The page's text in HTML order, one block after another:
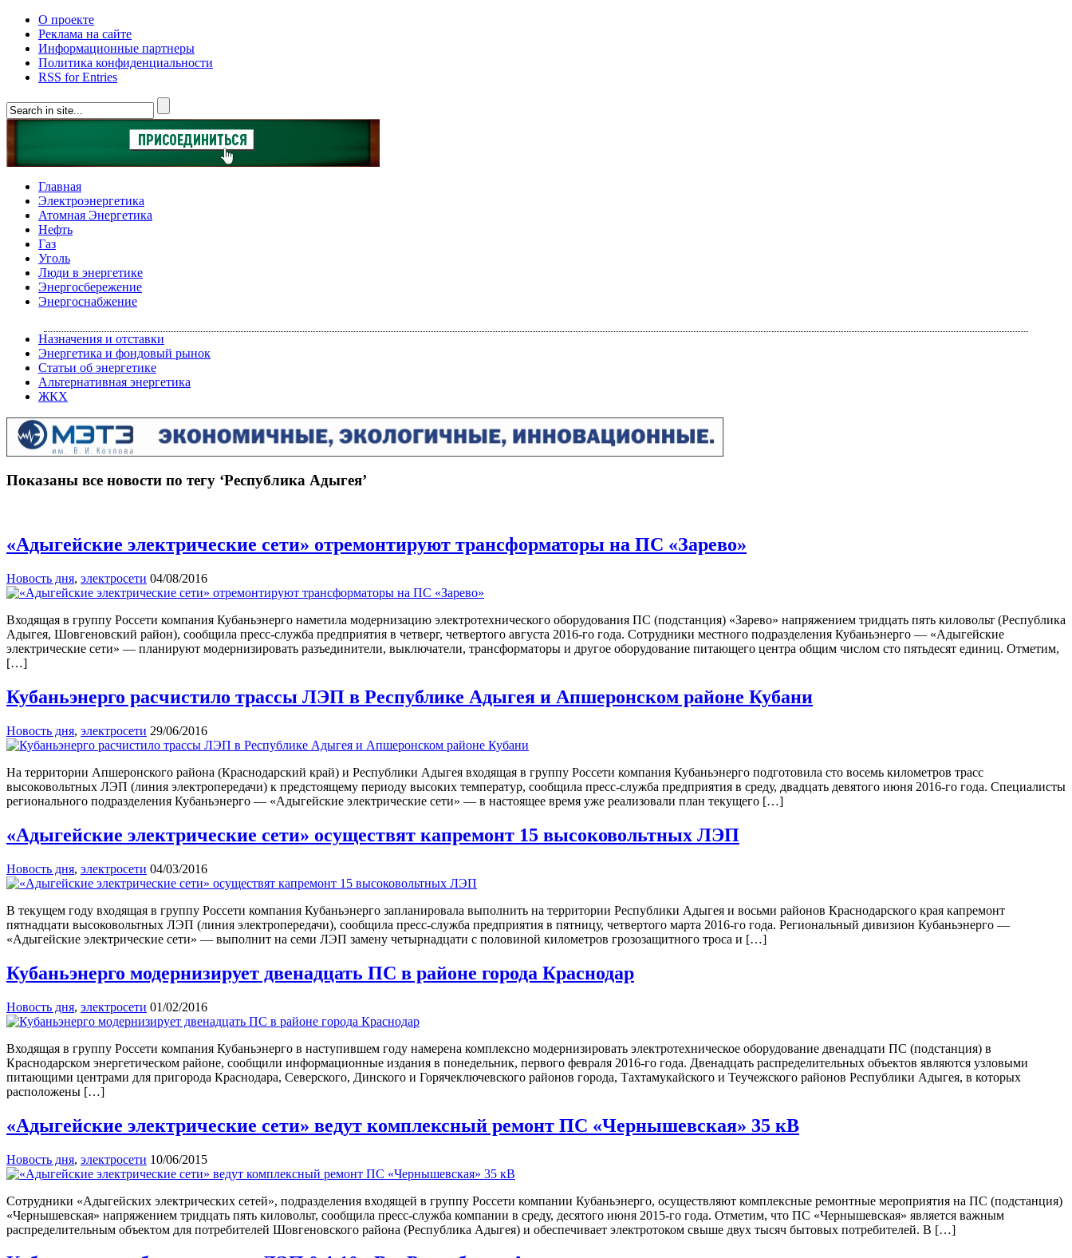
О проекте
Реклама на сайте
Информационные партнеры
Политика конфиденциальности
RSS for Entries
Главная
Электроэнергетика
Атомная Энергетика
Нефть
Газ
Уголь
Люди в энергетике
Энергосбережение
Энергоснабжение
Назначения и отставки
Энергетика и фондовый рынок
Статьи об энергетике
Альтернативная энергетика
ЖКХ
Показаны все новости по тегу ‘Республика Адыгея’
«Адыгейские электрические сети» отремонтируют трансформаторы на ПС «Зарево»
Новость дня, электросети 04/08/2016
Входящая в группу Россети компания Кубаньэнерго наметила модернизацию электротехнического оборудования ПС (подстанция) «Зарево» напряжением тридцать пять киловольт (Республика
Адыгея, Шовгеновский район), сообщила пресс-служба предприятия в четверг, четвертого августа 2016-го года. Сотрудники местного подразделения Кубаньэнерго — «Адыгейские
электрические сети» — планируют модернизировать разъединители, выключатели, трансформаторы и другое оборудование питающего центра общим числом сто пятьдесят единиц. Отметим,
[…]
Кубаньэнерго расчистило трассы ЛЭП в Республике Адыгея и Апшеронском районе Кубани
Новость дня, электросети 29/06/2016
На территории Апшеронского района (Краснодарский край) и Республики Адыгея входящая в группу Россети компания Кубаньэнерго подготовила сто восемь километров трасс
высоковольтных ЛЭП (линия электропередачи) к предстоящему периоду высоких температур, сообщила пресс-служба предприятия в среду, двадцать девятого июня 2016-го года. Специалисты
регионального подразделения Кубаньэнерго — «Адыгейские электрические сети» — в настоящее время уже реализовали план текущего […]
«Адыгейские электрические сети» осуществят капремонт 15 высоковольтных ЛЭП
Новость дня, электросети 04/03/2016
В текущем году входящая в группу Россети компания Кубаньэнерго запланировала выполнить на территории Республики Адыгея и восьми районов Краснодарского края капремонт
пятнадцати высоковольтных ЛЭП (линия электропередачи), сообщила пресс-служба предприятия в пятницу, четвертого марта 2016-го года. Региональный дивизион Кубаньэнерго —
«Адыгейские электрические сети» — выполнит на семи ЛЭП замену четырнадцати с половиной километров грозозащитного троса и […]
Кубаньэнерго модернизирует двенадцать ПС в районе города Краснодар
Новость дня, электросети 01/02/2016
Входящая в группу Россети компания Кубаньэнерго в наступившем году намерена комплексно модернизировать электротехническое оборудование двенадцати ПС (подстанция) в
Краснодарском энергетическом районе, сообщили информационные издания в понедельник, первого февраля 2016-го года. Двенадцать распределительных объектов являются узловыми
питающими центрами для пригорода Краснодара, Северского, Динского и Горячеключевского районов города, Тахтамукайского и Теучежского районов Республики Адыгея, в которых
расположены […]
«Адыгейские электрические сети» ведут комплексный ремонт ПС «Чернышевская» 35 кВ
Новость дня, электросети 10/06/2015
Сотрудники «Адыгейских электрических сетей», подразделения входящей в группу Россети компании Кубаньэнерго, осуществляют комплексные ремонтные мероприятия на ПС (подстанция)
«Чернышевская» напряжением тридцать пять киловольт, сообщила пресс-служба компании в среду, десятого июня 2015-го года. Отметим, что ПС «Чернышевская» является важным
распределительным объектом для потребителей Шовгеновского района (Республика Адыгея) и обеспечивает электротоком свыше двух тысяч бытовых потребителей. В […]